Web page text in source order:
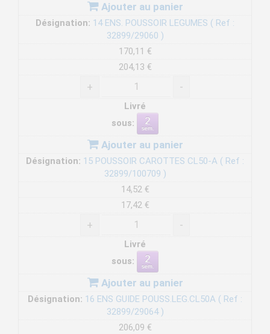
Ajouter au panier
Désignation: 14 ENS. POUSSOIR LEGUMES ( Ref :
32899/29060 )
170,11 €
204,13 €
+ -
Livré
sous:
Ajouter au panier
Désignation: 15 POUSSOIR CAROTTES CL50-A ( Ref :
32899/100709 )
14,52 €
17,42 €
+ -
Livré
sous:
Ajouter au panier
Désignation: 16 ENS GUIDE POUSS.LEG.CL50A ( Ref :
32899/29064 )
206,09 €